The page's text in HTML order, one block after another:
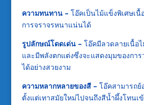
ความทนทาน – โอ๊คเป็นไม้แข็งพิเศษเ
การจราจรหนาแน่นได้
รูปลักษณ์โดดเด่น – โอ๊คมีลวดลายเนื้อ
และมีพลังตกแต่งซึ่งจะแสดงมุมของการ
ได้อย่างสวยงาม
ความหลากหลายของสี – โอ๊คสามารถ
ตั้งแต่เทาสมัยใหม่ไปจนถึงสีน้ำผึ้งโทน